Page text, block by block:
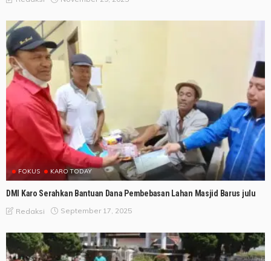
FOKUS KARO TODAY
DMI Karo Serahkan Bantuan Dana Pembebasan Lahan Masjid Barus julu
Redaksi September 17, 2025